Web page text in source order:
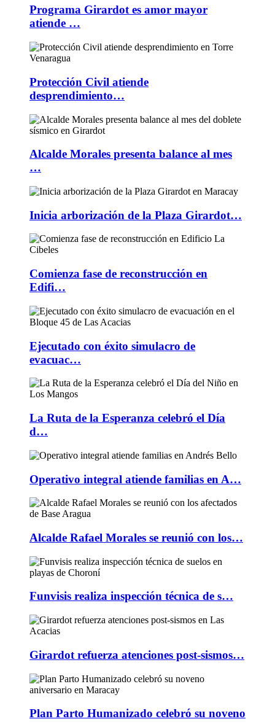
Programa Girardot es amor mayor
atiende …
Protección Civil atiende
desprendimiento…
Alcalde Morales presenta balance al mes
…
Inicia arborización de la Plaza Girardot…
Comienza fase de reconstrucción en
Edifi…
Ejecutado con éxito simulacro de
evacuac…
La Ruta de la Esperanza celebró el Día
d…
Operativo integral atiende familias en A…
Alcalde Rafael Morales se reunió con los…
Funvisis realiza inspección técnica de s…
Girardot refuerza atenciones post-sismos…
Plan Parto Humanizado celebró su noveno